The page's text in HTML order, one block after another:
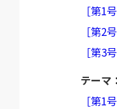
［第1
［第2
［第3
テーマ
［第1